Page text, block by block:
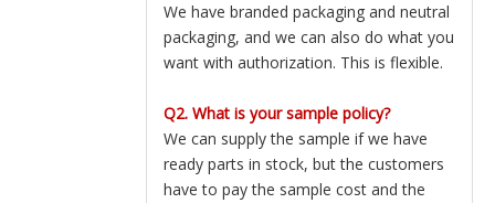
We have branded packaging and neutral
packaging, and we can also do what you
want with authorization. This is flexible.
Q2. What is your sample policy?
We can supply the sample if we have
ready parts in stock, but the customers
have to pay the sample cost and the